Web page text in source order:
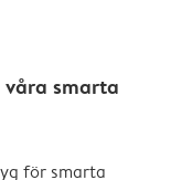
smarta
för smarta